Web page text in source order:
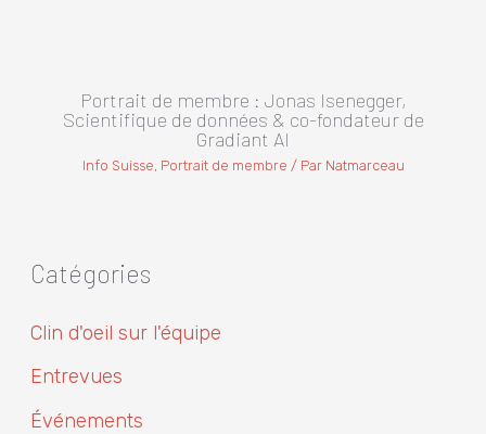
Portrait de membre : Jonas Isenegger,
Scientifique de données & co-fondateur de
Gradiant AI
Info Suisse, Portrait de membre / Par Natmarceau
Catégories
Clin d'oeil sur l'équipe
Entrevues
Événements